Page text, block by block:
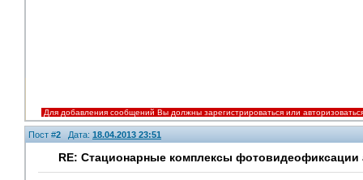
Для добавления сообщений Вы должны зарегистрироваться или
Пост #2 Дата: 18.04.2013 23:51
RE: Стационарные комплексы фотовидеофиксации